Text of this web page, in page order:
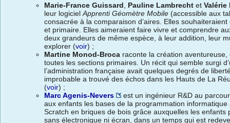
Marie-France Guissard
Pauline Lambrecht et Valérie
leur logiciel Apprenti Géomètre Mobile (accessible aux
consacrée à la comparaison d’aires. Elles
et primaire. Elles aimeraient faire vivre et comprendre
deux grandeurs de même espèce, à leur addition, leur
explorer (voir) ;
Martine Monod-Broca raconte la création
toutes les sections primaires. Un récit qui semble surgi
l’administration française avait quelques degrés de
improbable a trouvé des échos dans les Hauts de La
(voir) ;
Marc Agenis-Nevers
est un ingénieur R&D au
aux enfants les bases de la programmation
Scratch en briques de bois grâce auxquelles les
sans électronique ni écran, dans un temps qui est